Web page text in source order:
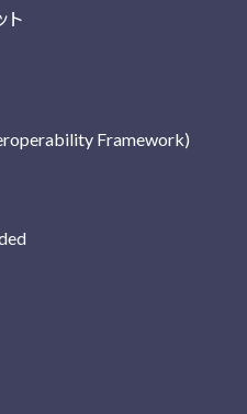
ト
Framework)